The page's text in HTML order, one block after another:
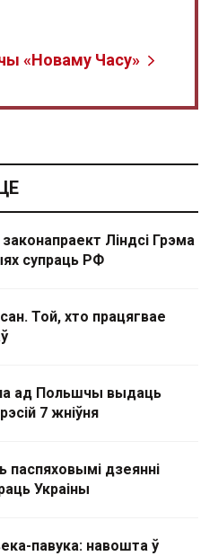
«Новаму Часу»
Ліндсі Грэма
супраць РФ
Той, хто працягвае
ад Польшчы выдаць
7 жніўня
паспяховымі дзеянні
Украіны
павука: навошта ў